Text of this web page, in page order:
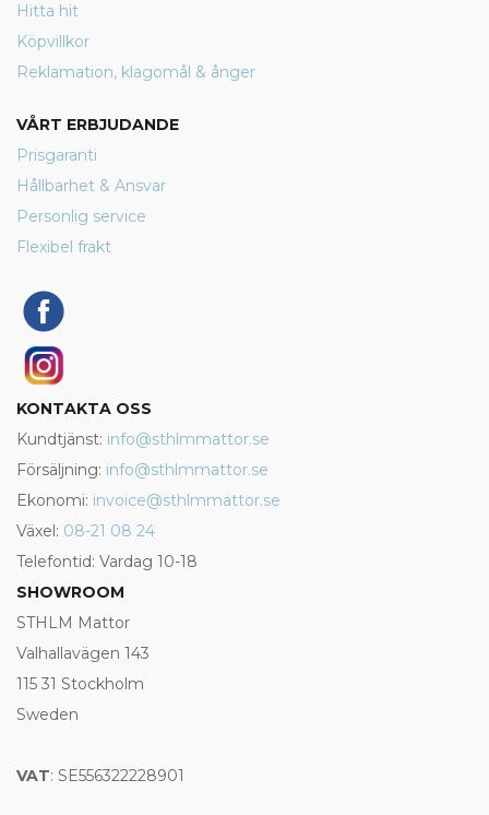
Hitta hit
Köpvillkor
Reklamation, klagomål & ånger
VÅRT ERBJUDANDE
Prisgaranti
Hållbarhet & Ansvar
Personlig service
Flexibel frakt
KONTAKTA OSS
Kundtjänst: info@sthlmmattor.se
Försäljning: info@sthlmmattor.se
Ekonomi: invoice@sthlmmattor.se
Växel: 08-21 08 24
Telefontid: Vardag 10-18
SHOWROOM
STHLM Mattor
Valhallavägen 143
115 31 Stockholm
Sweden
VAT: SE556322228901